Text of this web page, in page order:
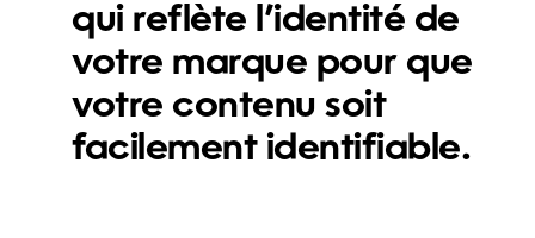
qui reflète l’identité de
votre marque pour que
votre contenu soit
facilement identifiable.